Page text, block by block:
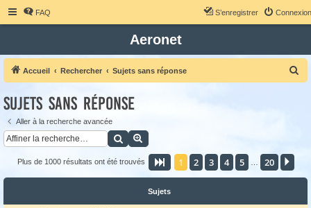
FAQ Connexion
S’enregistrer
Aeronet
Accueil Rechercher Sujets sans réponse
e
Sujets sans réponse
Aller à la recherche avancée
Rechercher
Plus de 1000 résultats ont été trouvés Page 1sur20
1 2 3 4 5 20
Sujets